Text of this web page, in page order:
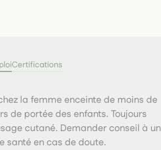
Certifications
la femme enceinte de moins de
de portée des enfants. Toujours
cutané. Demander conseil à un
santé en cas de doute.